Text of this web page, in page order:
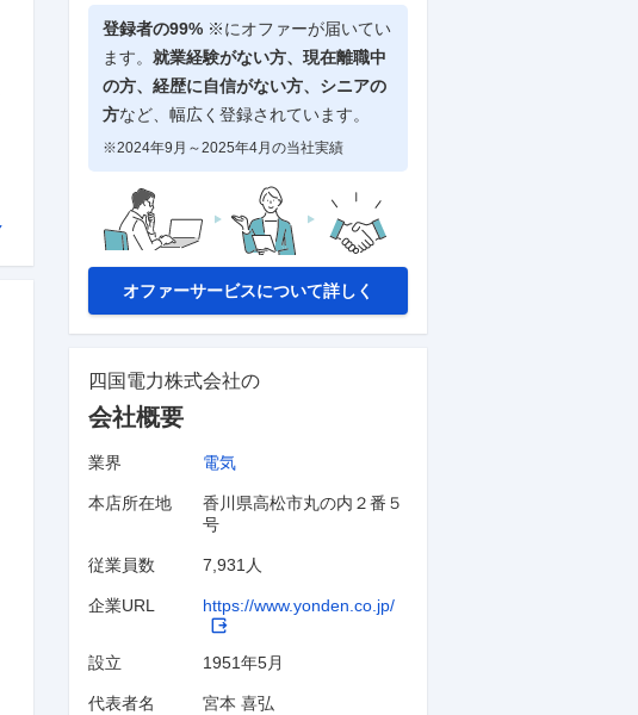
登録者の99% ※にオファーが届いてい
ます。 就業経験がない方、現在離職中
の方、 経歴に自信がない方、シニアの
方など、幅広く登録されています。
※2024年9月～2025年4月の当社実績
オファーサービスについて詳しく
四国電力株式会社の
会社概要
業界 電気
本店所在地
香川県高松市丸の内２番５
号
従業員数 7,931人
企業URL https://www.yonden.co.jp/
設立 1951年5月
代表者名 宮本 喜弘